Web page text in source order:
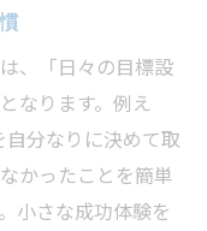
、「日々の目標設
なります。例え
分なりに決めて取
かったことを簡単
小さな成功体験を